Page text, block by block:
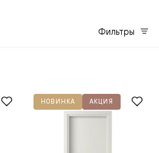
Фильтры
НОВИНКА АКЦИЯ